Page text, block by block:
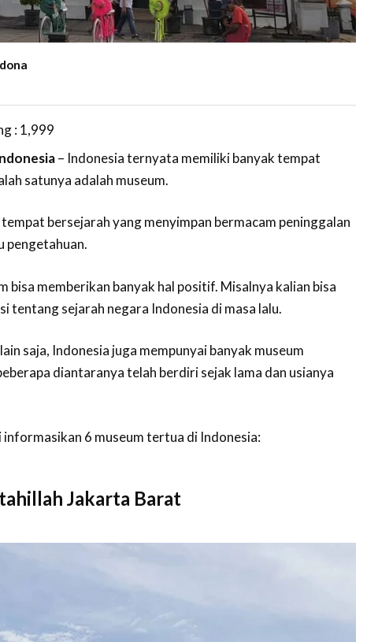
:1,999
– Indonesia ternyata memiliki banyak tempat
satunya adalah museum.
bersejarah yang menyimpan bermacam peninggalan
pengetahuan.
bisa memberikan banyak hal positif. Misalnya kalian bisa
tentang sejarah negara Indonesia di masa lalu.
saja, Indonesia juga mempunyai banyak museum
diantaranya telah berdiri sejak lama dan usianya
informasikan 6 museum tertua di Indonesia:
Jakarta Barat